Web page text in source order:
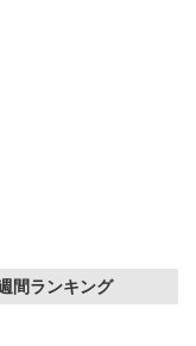
間ランキング